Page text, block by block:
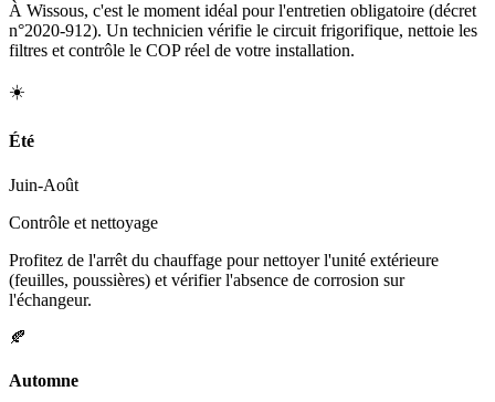
À Wissous, c'est le moment idéal pour l'entretien obligatoire (décret
n°2020-912). Un technicien vérifie le circuit frigorifique, nettoie les
filtres et contrôle le COP réel de votre installation.
☀️
Été
Juin-Août
Contrôle et nettoyage
Profitez de l'arrêt du chauffage pour nettoyer l'unité extérieure
(feuilles, poussières) et vérifier l'absence de corrosion sur
l'échangeur.
🍂
Automne